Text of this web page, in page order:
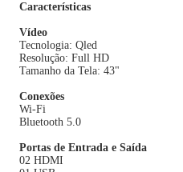
Características
Vídeo
Tecnologia: Qled
Resolução: Full HD
Tamanho da Tela: 43"
Conexões
Wi-Fi
Bluetooth 5.0
Portas de Entrada e Saída
02 HDMI